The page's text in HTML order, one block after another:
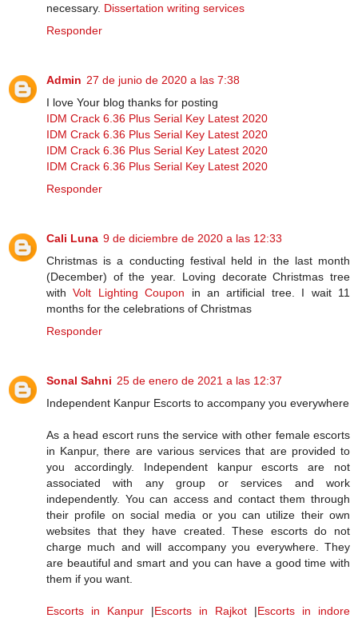
necessary. Dissertation writing services
Responder
Admin 27 de junio de 2020 a las 7:38
I love Your blog thanks for posting
IDM Crack 6.36 Plus Serial Key Latest 2020
IDM Crack 6.36 Plus Serial Key Latest 2020
IDM Crack 6.36 Plus Serial Key Latest 2020
IDM Crack 6.36 Plus Serial Key Latest 2020
Responder
Cali Luna 9 de diciembre de 2020 a las 12:33
Christmas is a conducting festival held in the last month
(December) of the year. Loving decorate Christmas tree
withVolt Lighting Coupon in an artificial tree. I wait 11
months for the celebrations of Christmas
Responder
Sonal Sahni 25 de enero de 2021 a las 12:37
Independent Kanpur Escorts to accompany you everywhere
As a head escort runs the service with other female escorts
in Kanpur, there are various services that are provided to
you accordingly. Independent kanpur escorts are not
associated with any group or services and work
independently. You can access and contact them through
their profile on social media or you can utilize their own
websites that they have created. These escorts do not
charge much and will accompany you everywhere. They
are beautiful and smart and you can have a good time with
them if you want.
Escorts in Kanpur |Escorts in Rajkot |Escorts in indore